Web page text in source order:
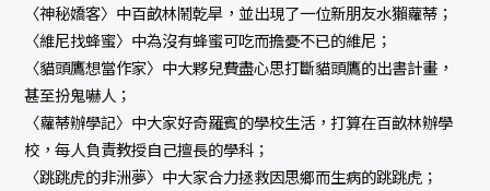
〈神秘嬌客〉中百畝林鬧乾旱，並出現了一位新朋友水獺蘿蒂；
〈維尼找蜂蜜〉中為沒有蜂蜜可吃而擔憂不已的維尼；
〈貓頭鷹想當作家〉中大夥兒費盡心思打斷貓頭鷹的出書計畫，
甚至扮鬼嚇人；
〈蘿蒂辦學記〉中大家好奇羅賓的學校生活，打算在百畝林辦學
校，每人負責教授自己擅長的學科；
〈跳跳虎的非洲夢〉中大家合力拯救因思鄉而生病的跳跳虎；